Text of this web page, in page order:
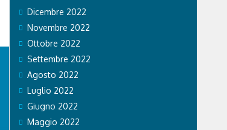
Dicembre 2022
Novembre 2022
Ottobre 2022
Settembre 2022
Agosto 2022
Luglio 2022
Giugno 2022
Maggio 2022